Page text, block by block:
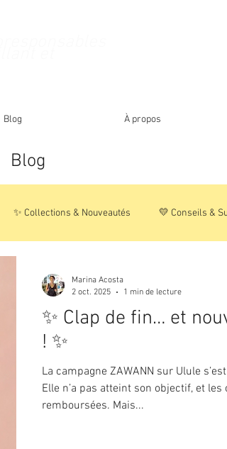
Blog À propos
Blog
✨ Collections & Nouveautés 💛 Conseils &
✨ Clap de fin… et
! ✨
La campagne ZAWANN sur Ulule
Elle n’a pas atteint son objectif, et
remboursées. Mais...
Marina Acosta
2 oct. 2025
1 min de lecture